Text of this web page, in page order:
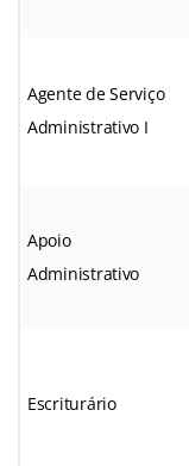
Agente de Serviço
Administrativo I
Apoio
Administrativo
Escriturário